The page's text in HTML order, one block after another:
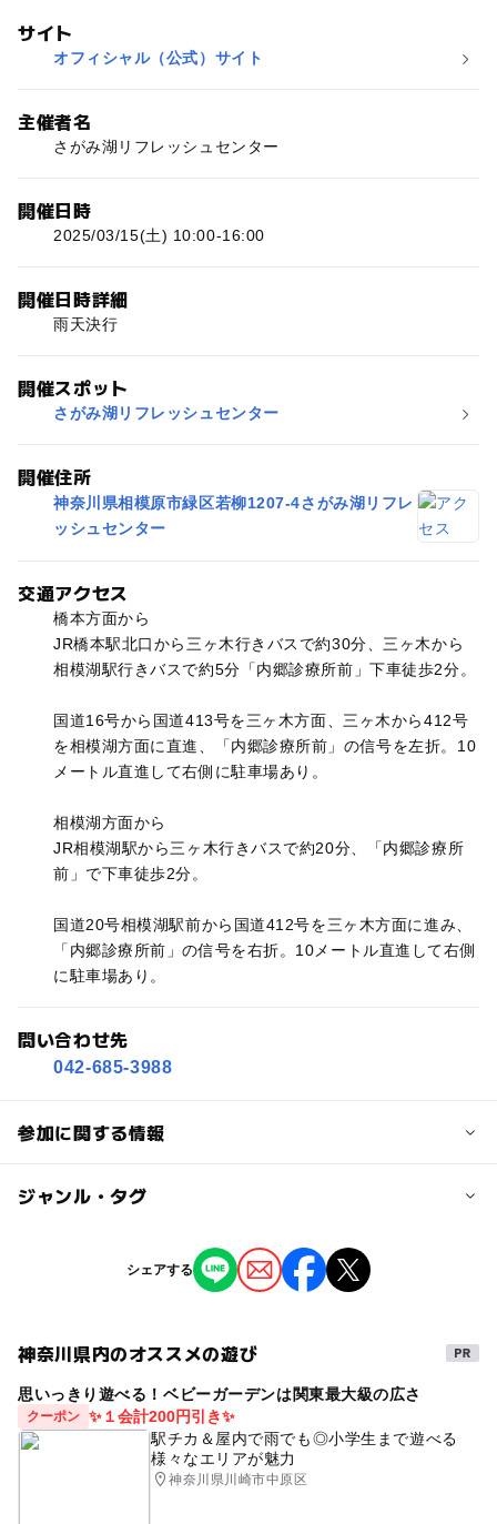
サイト
オフィシャル（公式）サイト
主催者名
さがみ湖リフレッシュセンター
開催日時
2025/03/15(土) 10:00-16:00
開催日時詳細
雨天決行
開催スポット
さがみ湖リフレッシュセンター
開催住所
神奈川県相模原市緑区若柳1207-4さがみ湖リフレ
ッシュセンター
交通アクセス
橋本方面から
JR橋本駅北口から三ヶ木行きバスで約30分、三ヶ木から
相模湖駅行きバスで約5分「内郷診療所前」下車徒歩2分。
国道16号から国道413号を三ヶ木方面、三ヶ木から412号
を相模湖方面に直進、「内郷診療所前」の信号を左折。10
メートル直進して右側に駐車場あり。
相模湖方面から
JR相模湖駅から三ヶ木行きバスで約20分、「内郷診療所
前」で下車徒歩2分。
国道20号相模湖駅前から国道412号を三ヶ木方面に進み、
「内郷診療所前」の信号を右折。10メートル直進して右側
に駐車場あり。
問い合わせ先
042-685-3988
参加に関する情報
対象年齢
3歳･4歳･5歳･6歳(幼児) 小学生 中学生･高校生
ジャンル・タグ
季節のイベント ものづくり・学び体験
シェアする
神奈川県内のオススメの遊び
思いっきり遊べる！ベビーガーデンは関東最大級の広さ
クーポン ✨１会計200円引き✨
駅チカ＆屋内で雨でも◎小学生まで遊べる
様々なエリアが魅力
神奈川県川崎市中原区